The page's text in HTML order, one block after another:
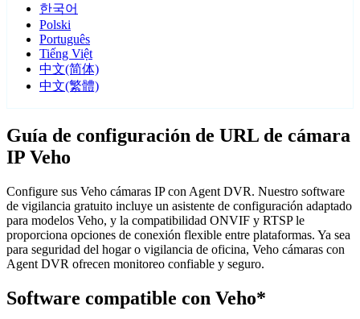
한국어
Polski
Português
Tiếng Việt
中文(简体)
中文(繁體)
Guía de configuración de URL de cámara
IP Veho
Configure sus Veho cámaras IP con Agent DVR. Nuestro software
de vigilancia gratuito incluye un asistente de configuración adaptado
para modelos Veho, y la compatibilidad ONVIF y RTSP le
proporciona opciones de conexión flexible entre plataformas. Ya sea
para seguridad del hogar o vigilancia de oficina, Veho cámaras con
Agent DVR ofrecen monitoreo confiable y seguro.
Software compatible con Veho*